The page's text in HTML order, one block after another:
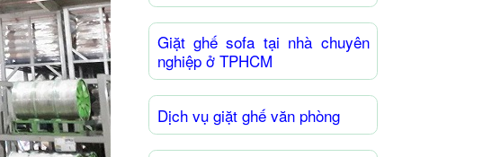
Giặt ghế sofa tại nhà chuyên
nghiệp ở TPHCM
Dịch vụ giặt ghế văn phòng